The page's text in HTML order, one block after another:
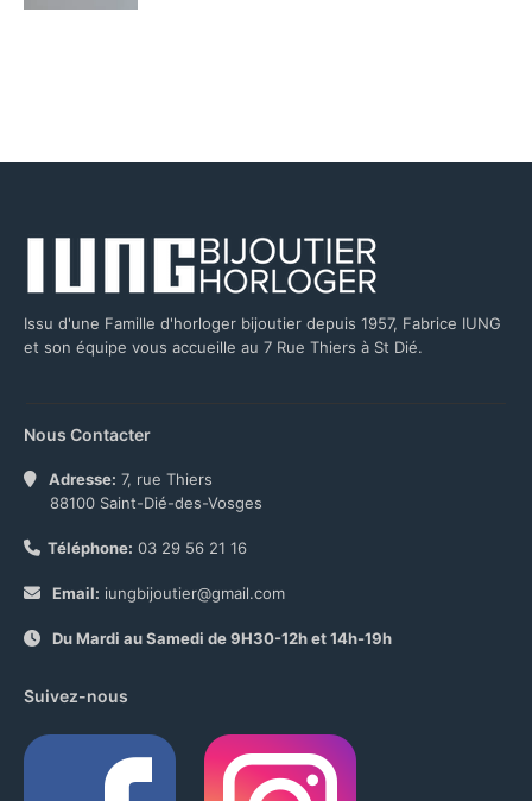
Issu d'une Famille d'horloger bijoutier depuis 1957, Fabrice IUNG
et son équipe vous accueille au 7 Rue Thiers à St Dié.
Nous Contacter
Adresse: 7, rue Thiers
88100 Saint-Dié-des-Vosges
Téléphone: 03 29 56 21 16
Email: iungbijoutier@gmail.com
Du Mardi au Samedi de 9H30-12h et 14h-19h
Suivez-nous